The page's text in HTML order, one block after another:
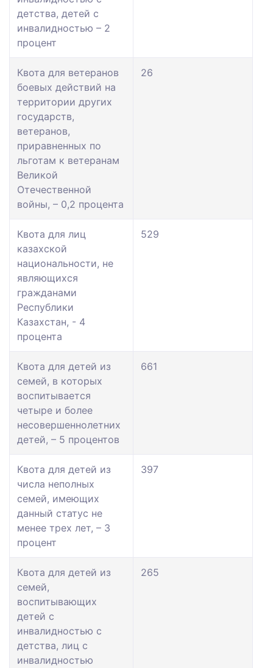
детства, детей с
инвалидностью – 2
процент
Квота для ветеранов
боевых действий на
территории других
государств,
ветеранов,
приравненных по
льготам к ветеранам
Великой
Отечественной
войны, – 0,2 процента
26
Квота для лиц
казахской
национальности, не
являющихся
гражданами
Республики
Казахстан, - 4
процента
529
Квота для детей из
семей, в которых
воспитывается
четыре и более
несовершеннолетних
детей, – 5 процентов
661
Квота для детей из
числа неполных
семей, имеющих
данный статус не
менее трех лет, – 3
процент
397
Квота для детей из
семей,
воспитывающих
детей с
инвалидностью с
детства, лиц с
инвалидностью
265